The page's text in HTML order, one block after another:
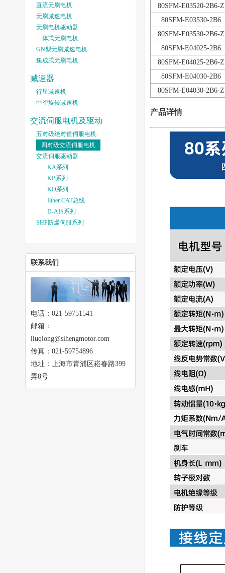
直流无刷电机
无刷减速电机
无刷电机驱动器
一体式无刷电机
GN型无刷减速电机
集成式无刷电机
减速器
行星减速机
中空旋转减速机
交流伺服电机及驱动
五对级绝对值伺服电机
四对级交流伺服电机
交流伺服驱动器
KA系列
KB系列
KD系列
Ether CAT总线
D-AIS系列
SHP防爆伺服系列
联系我们
电话：021-59751541
邮箱：
liuqiong@sihengmotor.com
传真：021-59754896
地址：上海市青浦区崧春路399
弄8号
80SFM-E03520-2B6-Z
80SFM-E03530-2B6
80SFM-E03530-2B6-Z
80SFM-E04025-2B6
80SFM-E04025-2B6-Z
80SFM-E04030-2B6
80SFM-E04030-2B6-Z
产品详情